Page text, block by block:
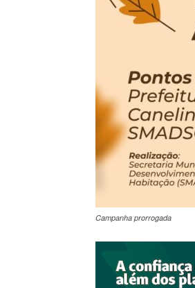
Campanha prorrogada